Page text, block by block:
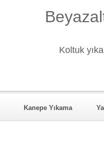
Koltuk
Kanepe Yıkama